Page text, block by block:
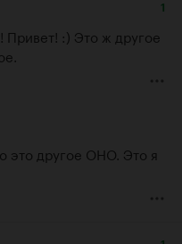
1
Привет! :) Это ж другое
это другое ОНО. Это я